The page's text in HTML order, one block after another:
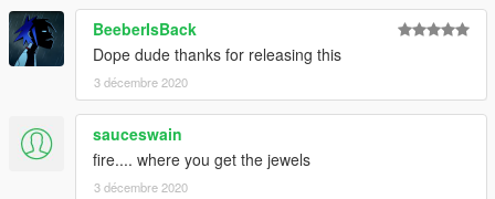
BeeberIsBack
Dope dude thanks for releasing this
3 décembre 2020
sauceswain
fire.... where you get the jewels
3 décembre 2020